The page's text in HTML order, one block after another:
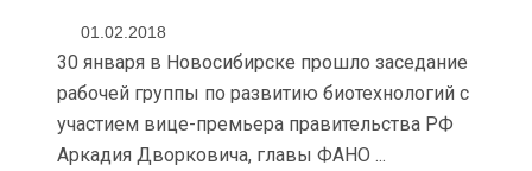
01.02.2018
30 января в Новосибирске прошло заседание
рабочей группы по развитию биотехнологий с
участием вице-премьера правительства РФ
Аркадия Дворковича, главы ФАНО ...